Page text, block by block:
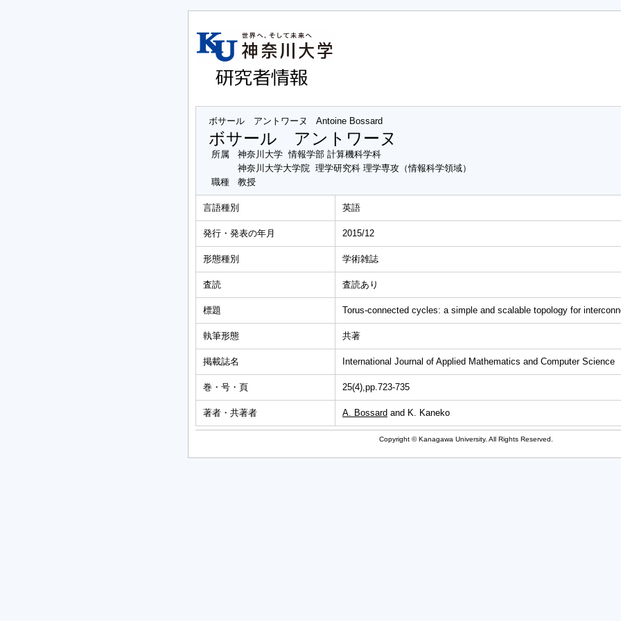
ボサール アントワーヌ Antoine Bossard
ボサール アントワーヌ
所属
神奈川大学 情報学部 計算機科学科
神奈川大学大学院 理学研究科 理学専攻（情報科学領域）
職種
教授
言語種別 英語
発行・発表の年月 2015/12
形態種別 学術雑誌
査読 査読あり
標題 Torus-connected cycles: a simple and scalable topology for
執筆形態 共著
掲載誌名 International Journal of Applied Mathematics and Computer Science
巻・号・頁 25(4),pp.723-735
著者・共著者 A. Bossard and K. Kaneko
Copyright © Kanagawa University. All Rights Reserved.